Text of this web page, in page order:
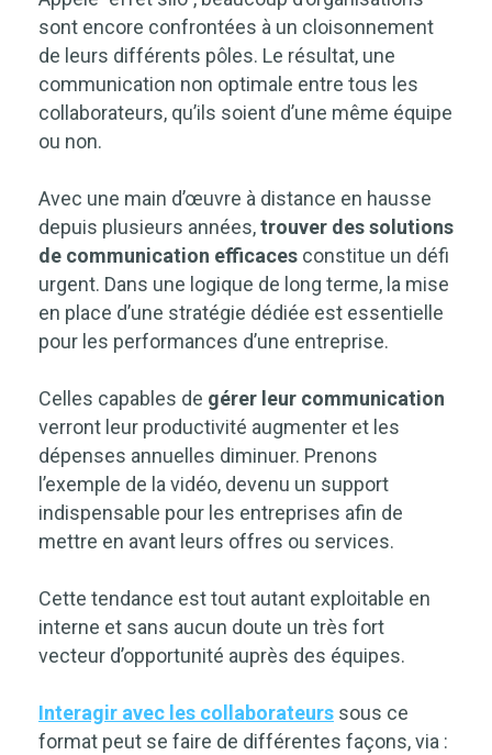
sont encore confrontées à un cloisonnement
de leurs différents pôles. Le résultat, une
communication non optimale entre tous les
collaborateurs, qu’ils soient d’une même équipe
ou non.
Avec une main d’œuvre à distance en hausse
depuis plusieurs années,trouver des solutions
de communication efficaces constitue un défi
urgent. Dans une logique de long terme, la mise
en place d’une stratégie dédiée est essentielle
pour les performances d’une entreprise.
Celles capables de gérer leur communication
verront leur productivité augmenter et les
dépenses annuelles diminuer. Prenons
l’exemple de la vidéo, devenu un support
indispensable pour les entreprises afin de
mettre en avant leurs offres ou services.
Cette tendance est tout autant exploitable en
interne et sans aucun doute un très fort
vecteur d’opportunité auprès des équipes.
Interagir avec les collaborateurs sous ce
format peut se faire de différentes façons, via :